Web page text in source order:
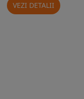
VEZI DETALII